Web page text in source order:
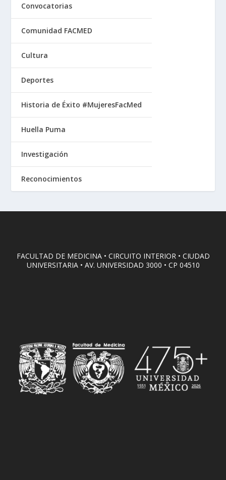
Convocatorias
Comunidad FACMED
Cultura
Deportes
Historia de Éxito #MujeresFacMed
Huella Puma
Investigación
Reconocimientos
FACULTAD DE MEDICINA • CIRCUITO INTERIOR • CIUDAD
UNIVERSITARIA • AV. UNIVERSIDAD 3000 • CP 04510